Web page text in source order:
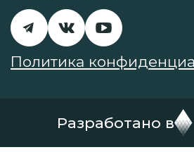
Политика
Разработано в